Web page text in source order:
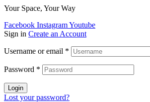
Your Space, Your Way
Facebook InstagramYoutube
Sign in Create an Account
Username or email *
Password *
Login
Lost your password?